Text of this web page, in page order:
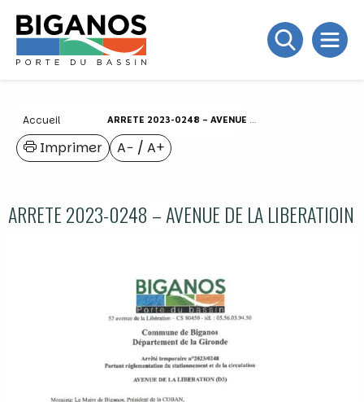
Accueil ARRETE 2023-0248 – AVENUE DE LA LIBERATIOIN
A− / A+
Imprimer
ARRETE 2023-0248 – AVENUE DE LA LIBERATIOIN